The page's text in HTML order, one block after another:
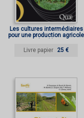
Les cultures intermédiaires
pour une production agricole
Livre papier
25 €